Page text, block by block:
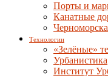
Порты и
Канатные
Технологии
«Зелёные»
Урбанистика
Институт